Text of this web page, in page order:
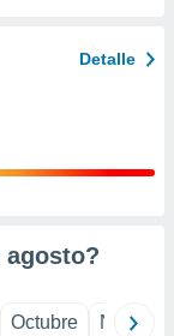
Detalle
agosto?
Octubre